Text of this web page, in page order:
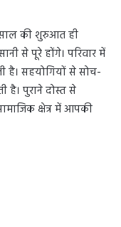
की शुरुआत ही
से पूरे होंगे। परिवार में
है। सहयोगियों से सोच-
पुराने दोस्त से
क्षेत्र में आपकी